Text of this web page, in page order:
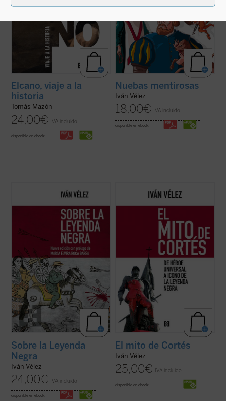
Elcano, viaje a la
historia
Tomás Mazón
24,00€ IVA incluido
disponible en ebook:
Nuebas mentirosas
Iván Vélez
18,00€ IVA incluido
disponible en ebook:
Sobre la Leyenda Negratrata de analizar,
cuestión a cuestión, cada uno de los hitos y
historiográfico erigido a partir de dicho
rótulo, sino ante todo un prisma a través
(ver ficha)
Sobre la Leyenda
Negra
Iván Vélez
24,00€ IVA incluido
disponible en ebook:
El mito de Cortésse aborda la figura del
conquistador español desde las visiones
siglos, empezando por las de sus
contemporáneos y llegando hasta las de
nuestro presente, al tiempo que se ...(ver
El mito de Cortés
Iván Vélez
25,00€ IVA incluido
disponible en ebook: